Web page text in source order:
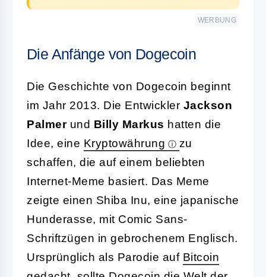
WERBUNG
Die Anfänge von Dogecoin
Die Geschichte von Dogecoin beginnt
im Jahr 2013. Die Entwickler Jackson
Palmerund Billy Markus hatten die
Idee, eine Kryptowährung
zu
schaffen, die auf einem beliebten
Internet-Meme basiert. Das Meme
zeigte einen Shiba Inu, eine japanische
Hunderasse, mit Comic Sans-
Schriftzügen in gebrochenem Englisch.
Ursprünglich als Parodie auf Bitcoin